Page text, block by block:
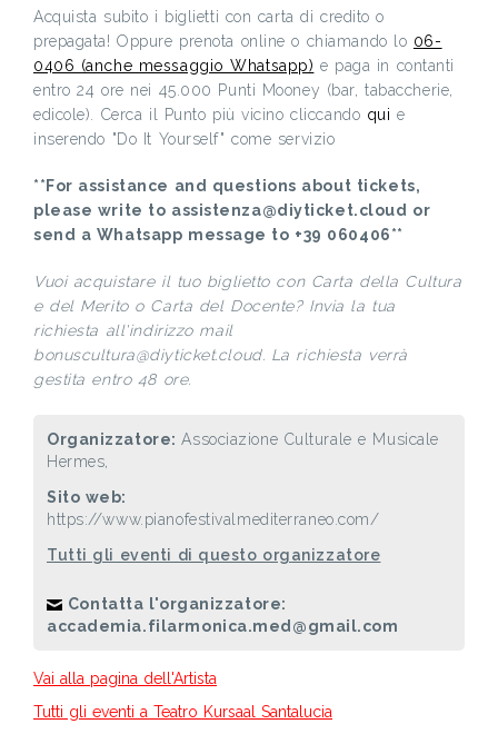
Acquista subito i biglietti con carta di credito o
prepagata! Oppure prenota online o chiamando lo 06-
0406 (anche messaggio Whatsapp) e paga in contanti
entro 24 ore nei 45.000 Punti Mooney (bar, tabaccherie,
edicole). Cerca il Punto più vicino cliccando qui e
inserendo "Do It Yourself" come servizio
**For assistance and questions about tickets,
please write to assistenza@diyticket.cloud or
send a Whatsapp message to +39 060406**
Vuoi acquistare il tuo biglietto con Carta della Cultura
e del Merito o Carta del Docente? Invia la tua
richiesta all'indirizzo mail
bonuscultura@diyticket.cloud. La richiesta verrà
gestita entro 48 ore.
Organizzatore:Associazione Culturale e Musicale
Hermes,
Sito web:
https://www.pianofestivalmediterraneo.com/
Tutti gli eventi di questo organizzatore
Contatta l'organizzatore:
accademia.filarmonica.med@gmail.com
Vai alla pagina dell'Artista
Tutti gli eventi a Teatro Kursaal Santalucia